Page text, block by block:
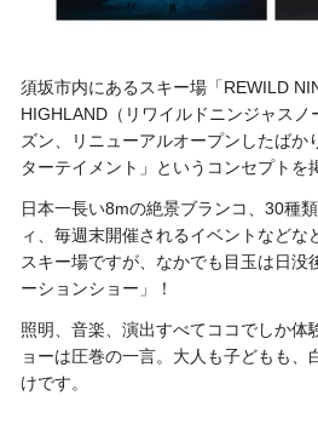
須坂市内にあるスキー場「REWILD
HIGHLAND（リワイルドニンジャス
ズン、リニューアルオープンしたばか
ターテイメント」というコンセプトを
日本一長い8mの絶景ブランコ、30種
ィ、毎週末開催されるイベントなどな
スキー場ですが、なかでも目玉は日没
ーションショー」！
照明、音楽、演出すべてココでしか体
ョーは圧巻の一言。大人も子どもも、
けです。